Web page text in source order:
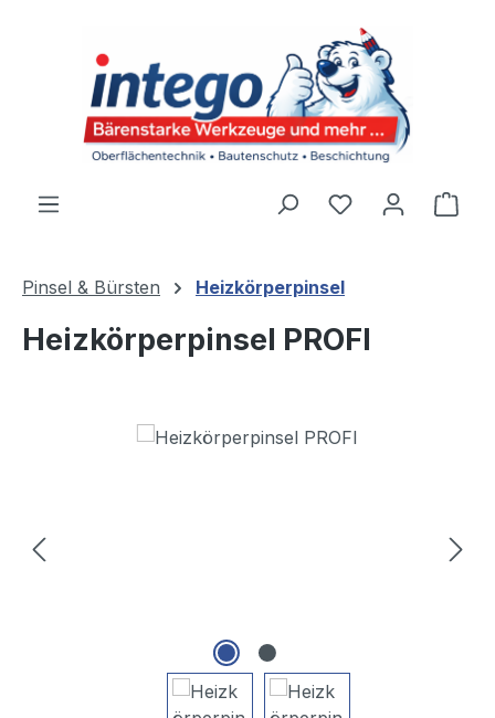
Du hast 0
Pinsel & Bürsten Heizkörperpinsel
Heizkörperpinsel PROFI
Bildergalerie überspringen